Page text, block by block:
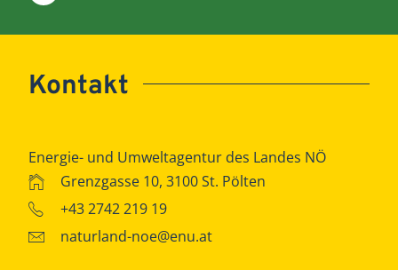
Kontakt
Energie- und Umweltagentur des Landes NÖ
Grenzgasse 10, 3100 St. Pölten
+43 2742 219 19
naturland-noe@enu.at